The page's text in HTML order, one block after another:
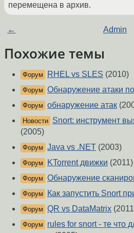
перемещена в архив.
← Admin
Похожие темы
Форум RHEL vs SLES (2010)
Форум Обнаружение атаки
Форум обнаружение атак
Новости Snort: инструмент
(2005)
Форум Java vs .NET (2003)
Форум KTorrent движки (2011)
Форум Обнаружение
Форум Как запустить Snort
Форум QR vs DataMatrix
Форум
rules for snort - те что